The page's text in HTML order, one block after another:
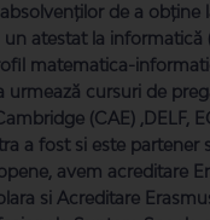
de a obţine
un atestat la informatică
matematica-
urmează cursuri de
(CAE) ,DELF,
a fost si este partener
avem acreditare
si Acreditare